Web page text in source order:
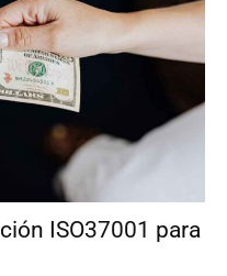
ISO37001 para